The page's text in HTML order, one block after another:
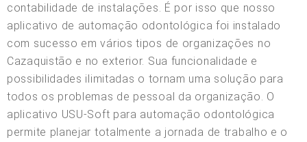
contabilidade de instalações. É por isso que nosso
aplicativo de automação odontológica foi instalado
com sucesso em vários tipos de organizações no
Cazaquistão e no exterior. Sua funcionalidade e
possibilidades ilimitadas o tornam uma solução para
todos os problemas de pessoal da organização. O
aplicativo USU-Soft para automação odontológica
permite planejar totalmente a jornada de trabalho e o